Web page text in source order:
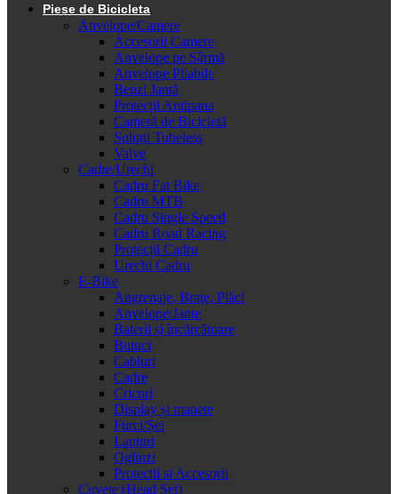
Piese de Bicicleta
Anvelope/Camere
Accesorii Camere
Anvelope pe Sârmă
Anvelope Pliabile
Benzi Jantă
Protecții Antipana
Cameră de Bicicletă
Soluții Tubeless
Valve
Cadre/Urechi
Cadru Fat Bike
Cadru MTB
Cadru Single Speed
Cadru Road Racing
Protecții Cadru
Urechi Cadru
E-Bike
Angrenaje, Brațe, Plăci
Anvelope/Jante
Baterii și încărcătoare
Butuci
Cabluri
Cadre
Cricuri
Display și manete
Furci/Șei
Lanțuri
Oglinzi
Protectii si Accesorii
Cuvete (Head Set)